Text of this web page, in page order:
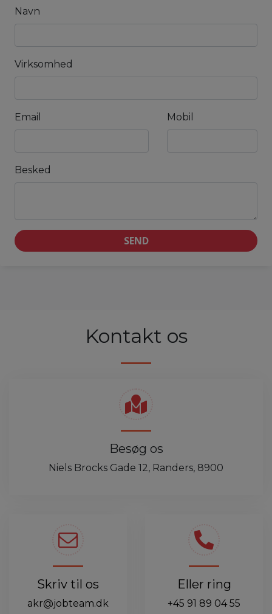
Navn
Virksomhed
Email Mobil
Besked
SEND
Kontakt os
Besøg os
Niels Brocks Gade 12, Randers, 8900
Skriv til os
akr@jobteam.dk
Eller ring
+45 91 89 04 55